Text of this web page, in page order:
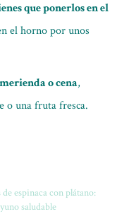
que ponerlos en el
el horno por unos
o cena,
o una fruta fresca.
espinaca con plátano:
saludable